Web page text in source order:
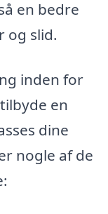
en bedre
og slid.
inden for
en
dine
nogle af de